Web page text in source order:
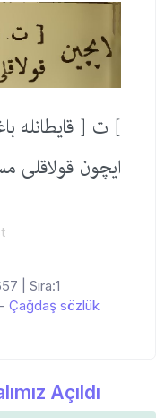
] ت [ قایطانله
ایچون قولاقلی
| Sıra:1
- Çağdaş sözlük
Açıldı